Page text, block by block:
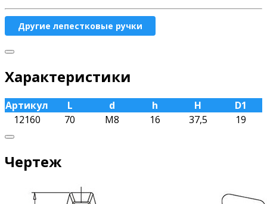
Другие лепестковые ручки
Характеристики
Артикул L d h H
D1
12160
70 М8 16 37,5 19
Чертеж